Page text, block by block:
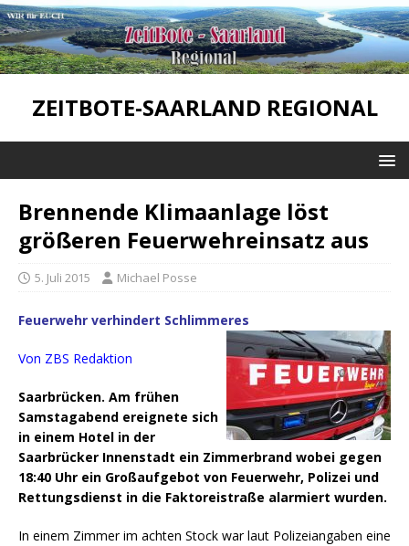
ZEITBOTE-SAARLAND REGIONAL
Brennende Klimaanlage löst
größeren Feuerwehreinsatz aus
5. Juli 2015 Michael Posse
Feuerwehr verhindert Schlimmeres
Von ZBS Redaktion
Saarbrücken. Am frühen
Samstagabend ereignete sich
in einem Hotel in der
Saarbrücker Innenstadt ein Zimmerbrand wobei gegen
18:40 Uhr ein Großaufgebot von Feuerwehr, Polizei und
Rettungsdienst in die Faktoreistraße alarmiert wurden.
In einem Zimmer im achten Stock war laut Polizeiangaben eine